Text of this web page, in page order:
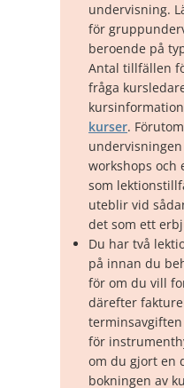
undervisning.
för
beroende på
Antal tillfällen
fråga
kurser.
workshops och
som
uteblir vid
det som ett
Du har två
på innan du
för om du vill
därefter
för
om du gjort en
bokningen av